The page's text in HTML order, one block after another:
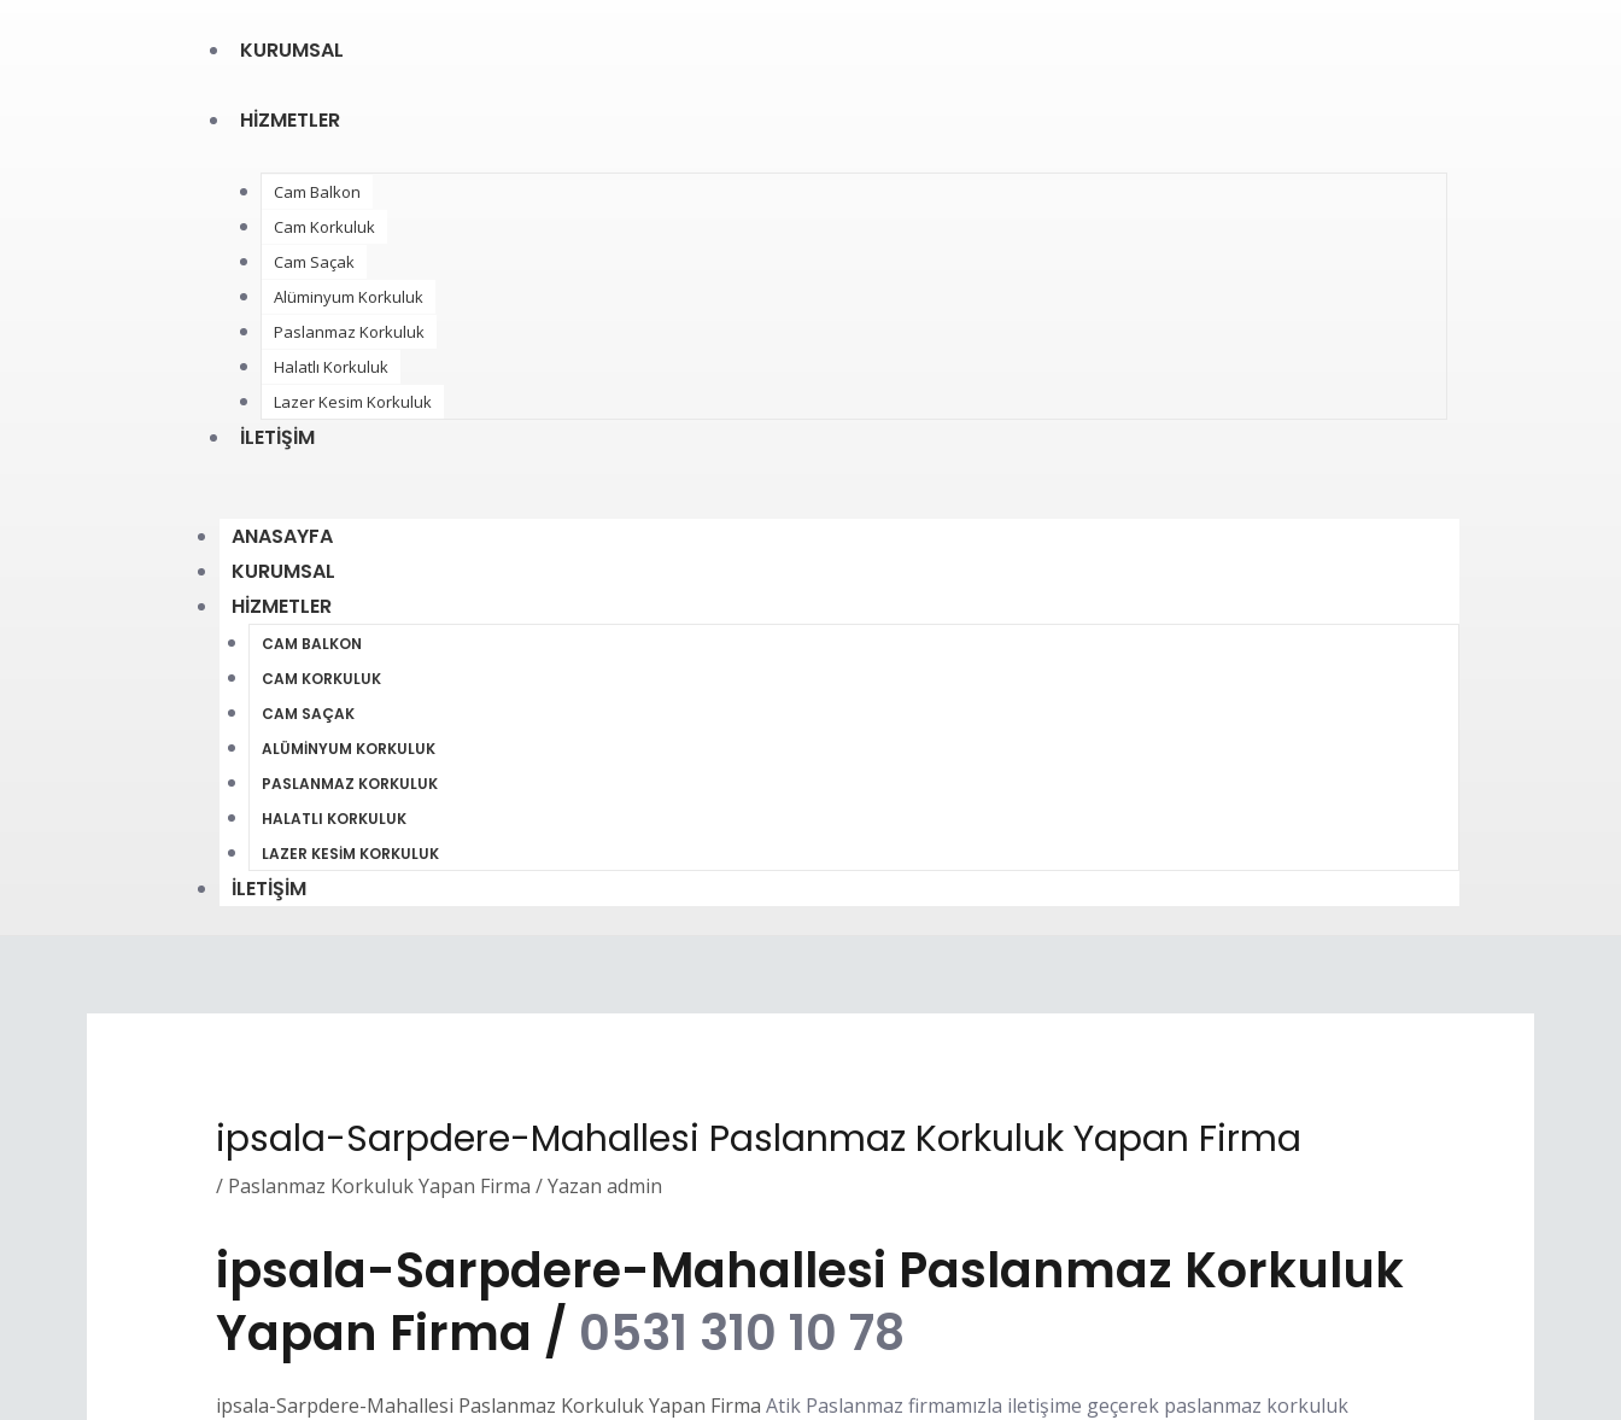
KURUMSAL
HIZMETLER
Cam Balkon
Cam Korkuluk
Cam Saçak
Alüminyum Korkuluk
Paslanmaz Korkuluk
Halatlı Korkuluk
Lazer Kesim Korkuluk
İLETIŞIM
ANASAYFA
KURUMSAL
HIZMETLER
CAM BALKON
CAM KORKULUK
CAM SAÇAK
ALÜMINYUM KORKULUK
PASLANMAZ KORKULUK
HALATLI KORKULUK
LAZER KESIM KORKULUK
İLETIŞIM
ipsala-Sarpdere-Mahallesi Paslanmaz Korkuluk Yapan Firma
/ Paslanmaz Korkuluk Yapan Firma / Yazan admin
ipsala-Sarpdere-Mahallesi Paslanmaz Korkuluk
Yapan Firma / 0531 310 10 78
ipsala-Sarpdere-Mahallesi Paslanmaz Korkuluk Yapan Firma Atik Paslanmaz firmamızla iletişime geçerek paslanmaz korkuluk